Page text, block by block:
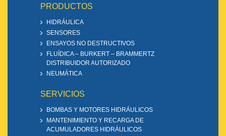
PRODUCTOS
HIDRÁULICA
SENSORES
ENSAYOS NO DESTRUCTIVOS
FLUÍDICA – BURKERT – BRAMMERTZ
DISTRIBUIDOR AUTORIZADO
NEUMÁTICA
SERVICIOS
BOMBAS Y MOTORES HIDRÁULICOS
MANTENIMIENTO Y RECARGA DE
ACUMULADORES HIDRÁULICOS